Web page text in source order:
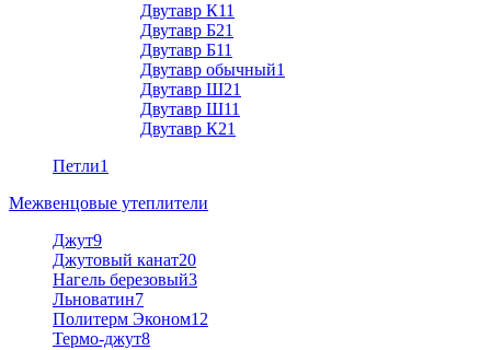
Двутавр К11
Двутавр Б21
Двутавр Б11
Двутавр обычный1
Двутавр Ш21
Двутавр Ш11
Двутавр К21
Петли1
Межвенцовые утеплители
Джут9
Джутовый канат20
Нагель березовый3
Льноватин7
Политерм Эконом12
Термо-джут8